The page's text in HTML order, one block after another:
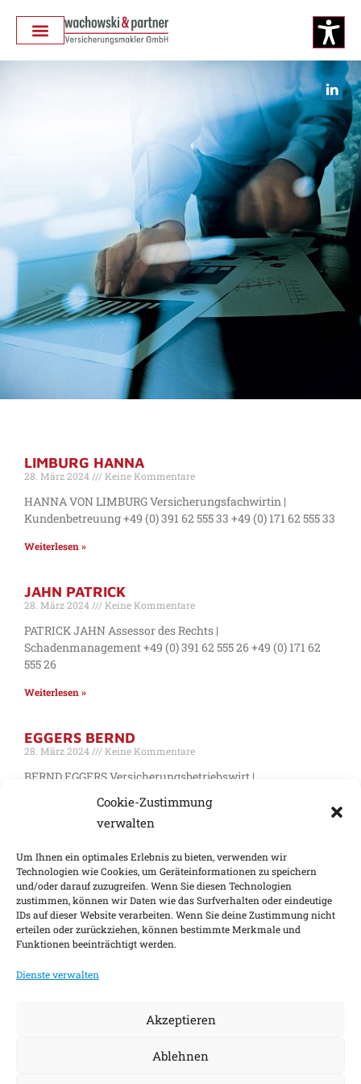
Cookie-Zustimmung
verwalten
Um Ihnen ein optimales Erlebnis zu bieten, verwenden wir
Technologien wie Cookies, um Geräteinformationen zu speichern
und/oder darauf zuzugreifen. Wenn Sie diesen Technologien
zustimmen, können wir Daten wie das Surfverhalten oder eindeutige
IDs auf dieser Website verarbeiten. Wenn Sie deine Zustimmung nicht
erteilen oder zurückziehen, können bestimmte Merkmale und
Funktionen beeinträchtigt werden.
Dienste verwalten
Akzeptieren
Ablehnen
MITARBEITER
LIMBURG HANNA
28. März 2024 Keine Kommentare
HANNA VON LIMBURG Versicherungsfachwirtin |
Kundenbetreuung +49 (0) 391 62 555 33 +49 (0) 171 62 555 33
Weiterlesen »
JAHN PATRICK
28. März 2024 Keine Kommentare
PATRICK JAHN Assessor des Rechts |
Schadenmanagement +49 (0) 391 62 555 26 +49 (0) 171 62
555 26
Weiterlesen »
EGGERS BERND
28. März 2024 Keine Kommentare
BERND EGGERS Versicherungsbetriebswirt |
Versicherungsmakler +49 (0) 391 62 555 14 +49 (0) 171 74 17
1 2
Impressum Nachhaltigkeitsfaktoren
Datenschutz Barrierefreiheit
Cookie-Einstellungen